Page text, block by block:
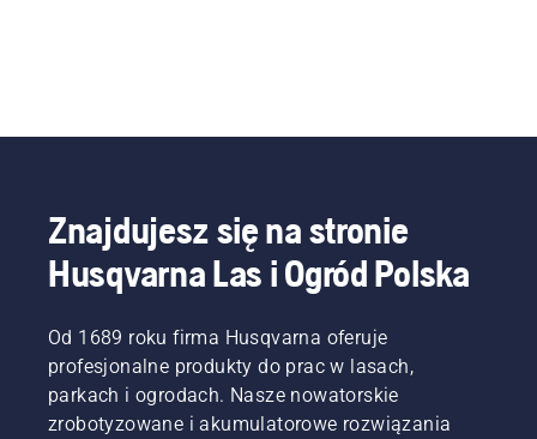
Znajdujesz się na stronie
Husqvarna Las i Ogród Polska
Od 1689 roku firma Husqvarna oferuje
profesjonalne produkty do prac w lasach,
parkach i ogrodach. Nasze nowatorskie
zrobotyzowane i akumulatorowe rozwiązania